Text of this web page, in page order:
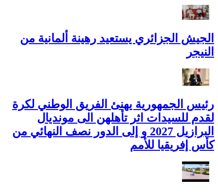
الجيش الجزائري يستعيد رهينة ألمانية من
النيجر
رئيس الجمهورية يهنئ الفريق الوطني لكرة
لقدم للسيدات اثر تأهلهن الى مونديال
البرازيل 2027 و إلى الدور نصف النهائي من
كأس إفريقيا للأمم